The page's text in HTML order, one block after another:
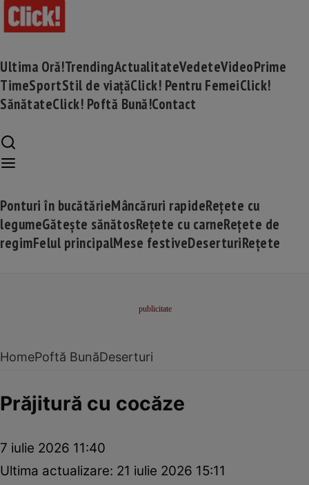
Ultima Oră!TrendingActualitateVedeteVideoPrime
TimeSportStil de viațăClick! Pentru FemeiClick!
SănătateClick! Poftă Bună!Contact
Ponturi în bucătărieMâncăruri rapideRețete cu
legumeGătește sănătosRețete cu carneRețete de
regimFelul principalMese festiveDeserturiRețete
HomePoftă BunăDeserturi
Prăjitură cu cocăze
7 iulie 2026 11:40
Ultima actualizare: 21 iulie 2026 15:11